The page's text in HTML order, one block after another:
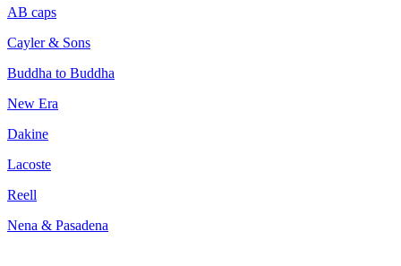
AB caps
Cayler & Sons
Buddha to Buddha
New Era
Dakine
Lacoste
Reell
Nena & Pasadena